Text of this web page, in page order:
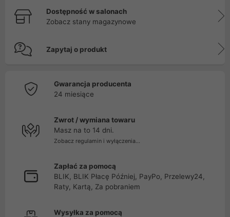
Dostępność w salonach
Zobacz stany magazynowe
Zapytaj o produkt
Gwarancja producenta
24 miesiące
Zwrot / wymiana towaru
Masz na to 14 dni.
Zobacz regulamin i wyłączenia...
Zapłać za pomocą
BLIK, BLIK Płacę Później, PayPo, Przelewy24,
Raty, Kartą, Za pobraniem
Wysyłka za pomocą